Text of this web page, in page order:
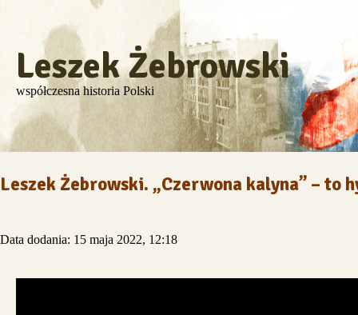
Leszek Żebrowski
współczesna historia Polski
Leszek Żebrowski. „Czerwona kalyna” – to
Data dodania: 15 maja 2022, 12:18